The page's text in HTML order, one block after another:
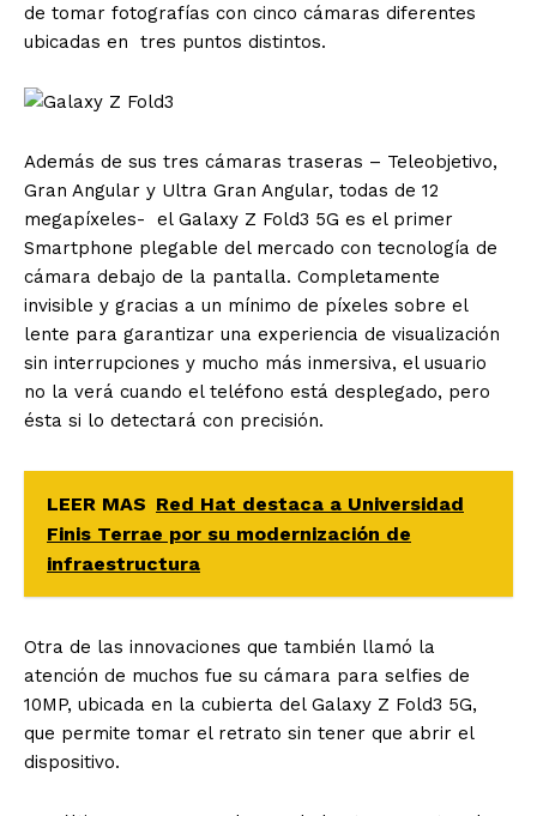
de tomar fotografías con cinco cámaras diferentes
ubicadas en tres puntos distintos.
Además de sus tres cámaras traseras – Teleobjetivo,
Gran Angular y Ultra Gran Angular, todas de 12
megapíxeles- el Galaxy Z Fold3 5G es el primer
Smartphone plegable del mercado con tecnología de
cámara debajo de la pantalla. Completamente
invisible y gracias a un mínimo de píxeles sobre el
lente para garantizar una experiencia de visualización
sin interrupciones y mucho más inmersiva, el usuario
no la verá cuando el teléfono está desplegado, pero
ésta si lo detectará con precisión.
LEER MAS Red Hat destaca a Universidad
Finis Terrae por su modernización de
infraestructura
Otra de las innovaciones que también llamó la
atención de muchos fue su cámara para selfies de
10MP, ubicada en la cubierta del Galaxy Z Fold3 5G,
que permite tomar el retrato sin tener que abrir el
dispositivo.